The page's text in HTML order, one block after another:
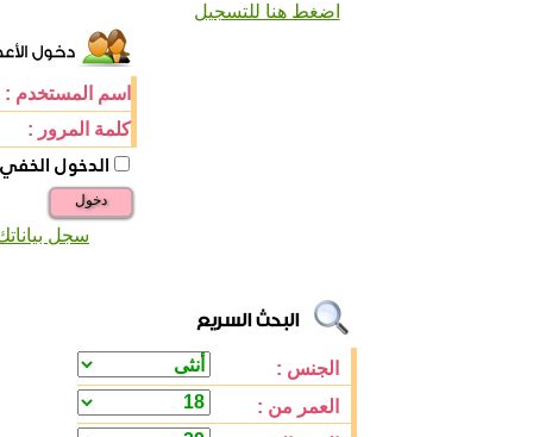
اضغط هنا للتسجيل
اسم المستخدم :
كلمة المرور :
الدخول الخفي
دخول
سجل
الجنس :
العمر من :